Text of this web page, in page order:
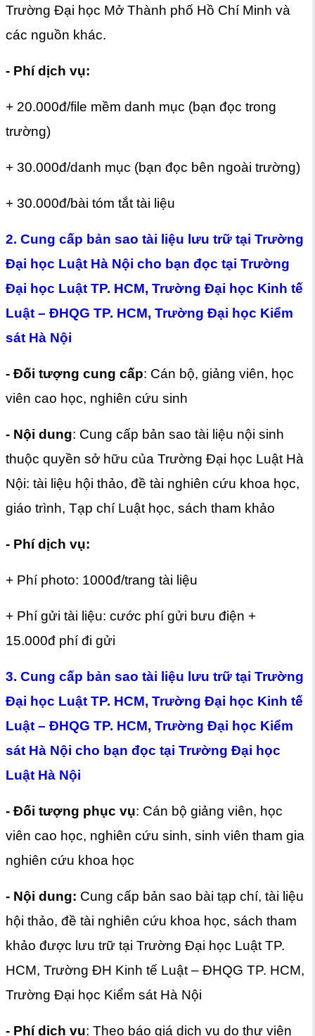
Trường Đại học Mở Thành phố Hồ Chí Minh và
các nguồn khác.
- Phí dịch vụ:
+ 20.000đ/file mềm danh mục (bạn đọc trong
trường)
+ 30.000đ/danh mục (bạn đọc bên ngoài trường)
+ 30.000đ/bài tóm tắt tài liệu
2. Cung cấp bản sao tài liệu lưu trữ tại Trường
Đại học Luật Hà Nội cho bạn đọc tại Trường
Đại học Luật TP. HCM, Trường Đại học Kinh tế
Luật – ĐHQG TP. HCM, Trường Đại học Kiểm
sát Hà Nội
- Đối tượng cung cấp: Cán bộ, giảng viên, học
viên cao học, nghiên cứu sinh
- Nội dung: Cung cấp bản sao tài liệu nội sinh
thuộc quyền sở hữu của Trường Đại học Luật Hà
Nội: tài liệu hội thảo, đề tài nghiên cứu khoa học,
giáo trình, Tạp chí Luật học, sách tham khảo
- Phí dịch vụ:
+ Phí photo: 1000đ/trang tài liệu
+ Phí gửi tài liệu: cước phí gửi bưu điện +
15.000đ phí đi gửi
3. Cung cấp bản sao tài liệu lưu trữ tại Trường
Đại học Luật TP. HCM, Trường Đại học Kinh tế
Luật – ĐHQG TP. HCM, Trường Đại học Kiểm
sát Hà Nội cho bạn đọc tại Trường Đại học
Luật Hà Nội
- Đối tượng phục vụ: Cán bộ giảng viên, học
viên cao học, nghiên cứu sinh, sinh viên tham gia
nghiên cứu khoa học
- Nội dung: Cung cấp bản sao bài tạp chí, tài liệu
hội thảo, đề tài nghiên cứu khoa học, sách tham
khảo được lưu trữ tại Trường Đại học Luật TP.
HCM, Trường ĐH Kinh tế Luật – ĐHQG TP. HCM,
Trường Đại học Kiểm sát Hà Nội
- Phí dịch vụ: Theo báo giá dịch vụ do thư viện